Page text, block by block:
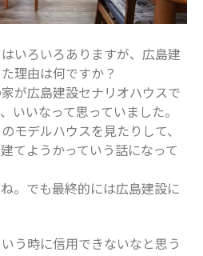
いろいろありますが、広島建
理由は何ですか？
が広島建設セナリオハウスで
いいなって思っていました。
モデルハウスを見たりして、
てようかっていう話になって
。でも最終的には広島建設に
う時に信用できないなと思う